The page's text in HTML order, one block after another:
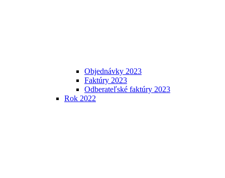
Objednávky 2023
Faktúry 2023
Odberateľské faktúry 2023
Rok 2022